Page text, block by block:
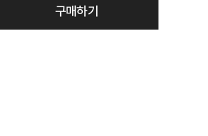
구매하기